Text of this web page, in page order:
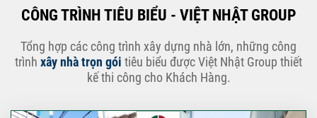
CÔNG TRÌNH TIÊU BIỂU - VIỆT NHẬT GROUP
Tổng hợp các công trình xây dựng nhà lớn, những công
trình xây nhà trọn gói tiêu biểu được Việt Nhật Group thiết
kế thi công cho Khách Hàng.